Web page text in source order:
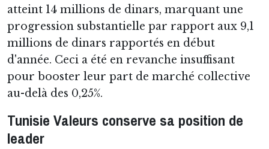
atteint 14 millions de dinars, marquant une
progression substantielle par rapport aux 9,1
millions de dinars rapportés en début
d'année. Ceci a été en revanche insuffisant
pour booster leur part de marché collective
au-delà des 0,25%.
Tunisie Valeurs conserve sa position de
leader